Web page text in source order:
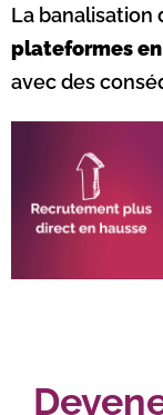
La banalisation
plateformes
avec des